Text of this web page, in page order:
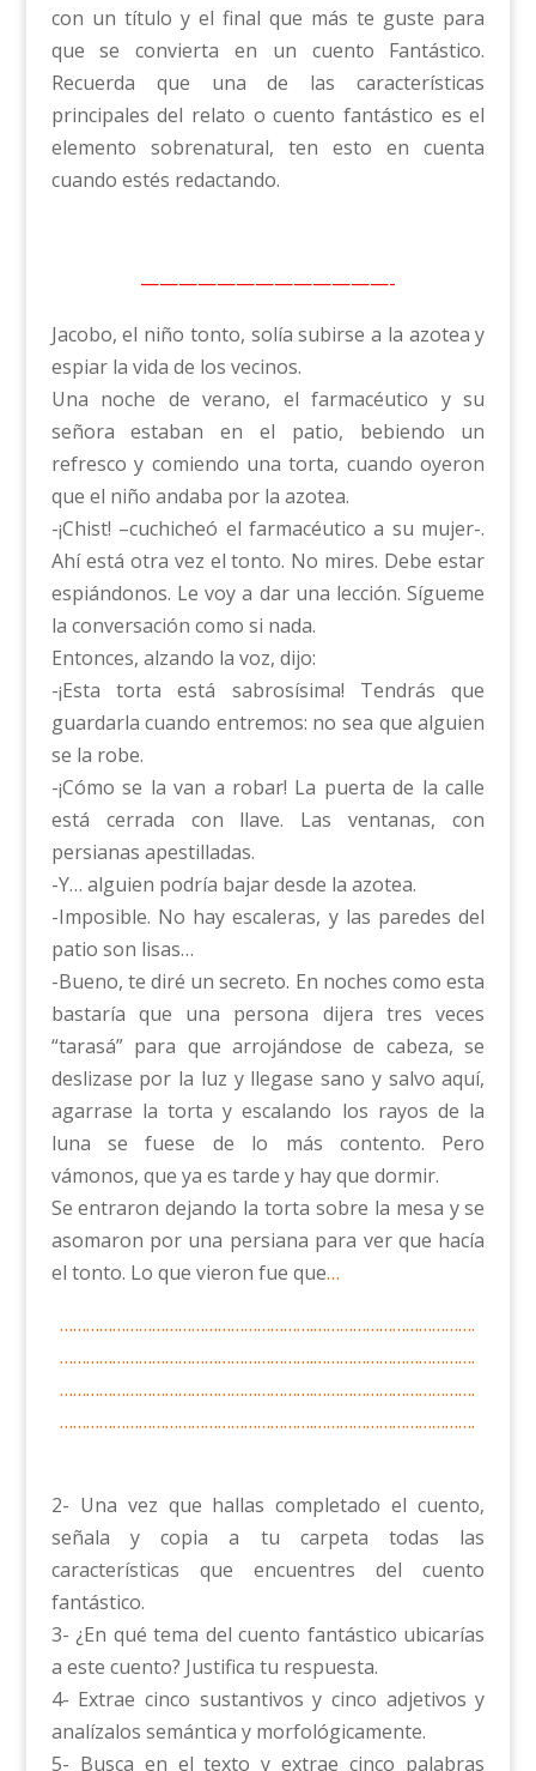
con un título y el final que más te guste para
que se convierta en un cuento Fantástico.
Recuerda que una de las características
principales del relato o cuento fantástico es el
elemento sobrenatural, ten esto en cuenta
cuando estés redactando.
—————————————-
Jacobo, el niño tonto, solía subirse a la azotea y
espiar la vida de los vecinos.
Una noche de verano, el farmacéutico y su
señora estaban en el patio, bebiendo un
refresco y comiendo una torta, cuando oyeron
que el niño andaba por la azotea.
-¡Chist! –cuchicheó el farmacéutico a su mujer-.
Ahí está otra vez el tonto. No mires. Debe estar
espiándonos. Le voy a dar una lección. Sígueme
la conversación como si nada.
Entonces, alzando la voz, dijo:
-¡Esta torta está sabrosísima! Tendrás que
guardarla cuando entremos: no sea que alguien
se la robe.
-¡Cómo se la van a robar! La puerta de la calle
está cerrada con llave. Las ventanas, con
persianas apestilladas.
-Y… alguien podría bajar desde la azotea.
-Imposible. No hay escaleras, y las paredes del
patio son lisas…
-Bueno, te diré un secreto. En noches como esta
bastaría que una persona dijera tres veces
“tarasá” para que arrojándose de cabeza, se
deslizase por la luz y llegase sano y salvo aquí,
agarrase la torta y escalando los rayos de la
luna se fuese de lo más contento. Pero
vámonos, que ya es tarde y hay que dormir.
Se entraron dejando la torta sobre la mesa y se
asomaron por una persiana para ver que hacía
el tonto. Lo que vieron fue que…
………………………………………………….……………………………….
………………………………………………….……………………………….
………………………………………………….……………………………….
………………………………………………….……………………………….
2- Una vez que hallas completado el cuento,
señala y copia a tu carpeta todas las
características que encuentres del cuento
fantástico.
3- ¿En qué tema del cuento fantástico ubicarías
a este cuento? Justifica tu respuesta.
4- Extrae cinco sustantivos y cinco adjetivos y
analízalos semántica y morfológicamente.
5- Busca en el texto y extrae cinco palabras